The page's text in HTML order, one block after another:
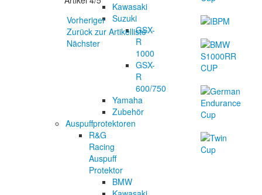
Kawasaki
Suzuki
GSX-
R
1000
GSX-
R
600/750
Yamaha
Zubehör
Auspuffprotektoren
R&G
Racing
Auspuff
Protektor
BMW
Vorheriger
Zurück zur Artikelliste
Nächster